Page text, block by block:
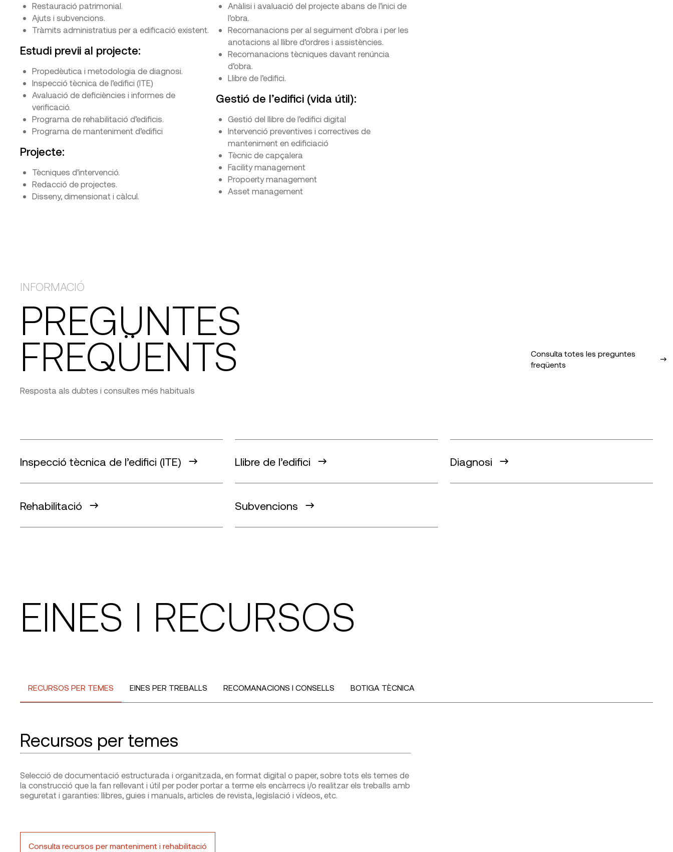
Restauració patrimonial.
Ajuts i subvencions.
Tràmits administratius per a edificació existent.
Estudi previi al projecte:
Propedèutica i metodologia de diagnosi.
Inspecció tècnica de l’edifici (ITE)
Avaluació de deficiències i informes de
verificació.
Programa de rehabilitació d’edificis.
Programa de manteniment d’edifici
Projecte:
Tècniques d’intervenció.
Redacció de projectes.
Disseny, dimensionat i càlcul.
Anàlisi i avaluació del projecte abans de l’inici de
l’obra.
Recomanacions per al seguiment d’obra i per les
anotacions al llibre d’ordres i assistències.
Recomanacions tècniques davant renúncia
d’obra.
Llibre de l’edifici.
Gestió de l’edifici (vida útil):
Gestió del llibre de l’edifici digital
Intervenció preventives i correctives de
manteniment en edificiació
Tècnic de capçalera
Facility management
Propoerty management
Asset management
INFORMACIÓ
PREGUNTES
FREQÜENTS
Consulta totes les preguntes
freqüents
Resposta als dubtes i consultes més habituals
Inspecció tècnica de l’edifici (ITE) Llibre de l’edifici Diagnosi
Rehabilitació Subvencions
EINES I RECURSOS
RECURSOS PER TEMES EINES PER TREBALLS RECOMANACIONS I CONSELLS BOTIGA TÈCNICA
Recursos per temes
Selecció de documentació estructurada i organitzada, en format digital o paper, sobre tots els temes de
la construcció que la fan rellevant i útil per poder portar a terme els encàrrecs i/o realitzar els treballs amb
seguretat i garanties: llibres, guies i manuals, articles de revista, legislació i vídeos, etc.
Consulta recursos per manteniment i rehabilitació